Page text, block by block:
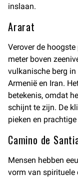
inslaan.
Ararat
Verover de
meter boven
vulkanische berg
Armenië en Iran.
betekenis, omdat
schijnt te zijn. De
pieken en
Camino de
Mensen hebben
vorm van spirituele